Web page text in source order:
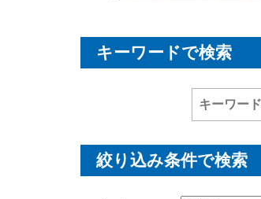
キーワードで検索
絞り込み条件で検索